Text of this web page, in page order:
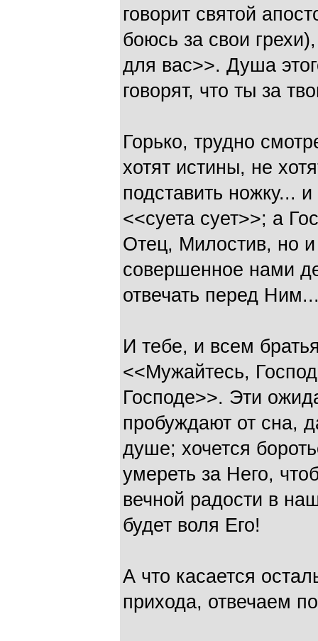
говорит святой
боюсь за свои
для вас>>. Душа
говорят, что ты за
Горько, трудно
хотят истины, не
подставить ножку...
<<суета сует>>; а
Отец, Милостив, но
совершенное нами
отвечать перед
И тебе, и всем
<<Мужайтесь,
Господе>>. Эти
пробуждают от сна,
душе; хочется
умереть за Него,
вечной радости в
будет воля Его!
А что касается
прихода, отвечаем